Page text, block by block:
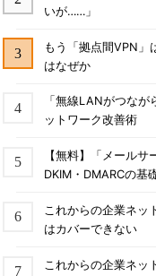
ム
準暗号
標準
より行
機）、
トリし
いが……」
もう「拠点間VPN
はなぜか
「無線LANがつな
ットワーク改善術
【無料】「メール
DKIM・DMARCの基
これからの企業ネッ
はカバーできない
これからの企業ネッ